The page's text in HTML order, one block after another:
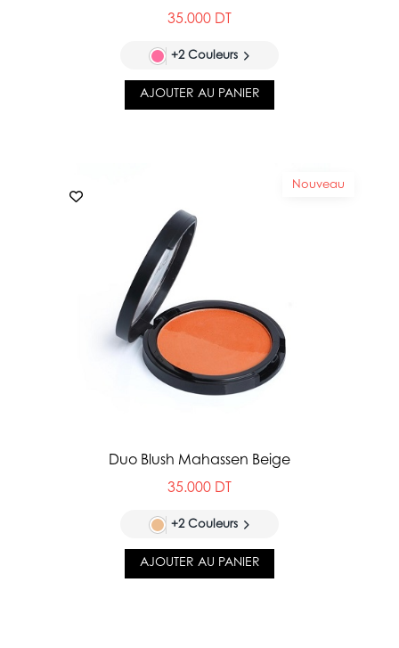
35.000 DT
+2 Couleurs
AJOUTER AU PANIER
Nouveau
Duo Blush Mahassen Beige
35.000 DT
+2 Couleurs
AJOUTER AU PANIER